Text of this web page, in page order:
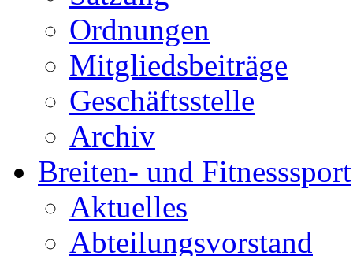
Ordnungen
Mitgliedsbeiträge
Geschäftsstelle
Archiv
Breiten- und Fitnesssport
Aktuelles
Abteilungsvorstand